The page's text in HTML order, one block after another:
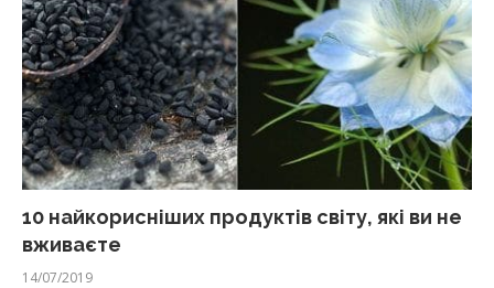
10 найкорисніших продуктів світу, які ви не
вживаєте
14/07/2019